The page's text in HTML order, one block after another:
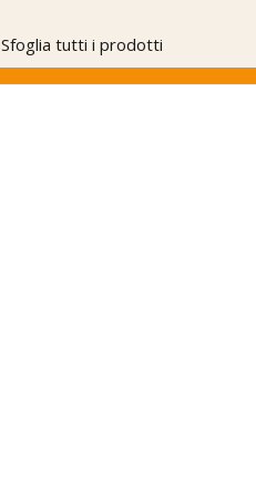
Sfoglia tutti i prodotti